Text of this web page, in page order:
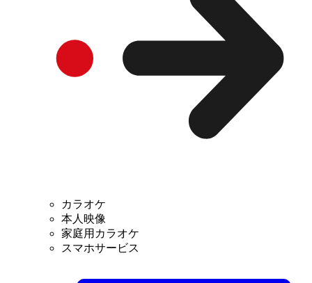
カラオケ
本人映像
家庭用カラオケ
スマホサービス